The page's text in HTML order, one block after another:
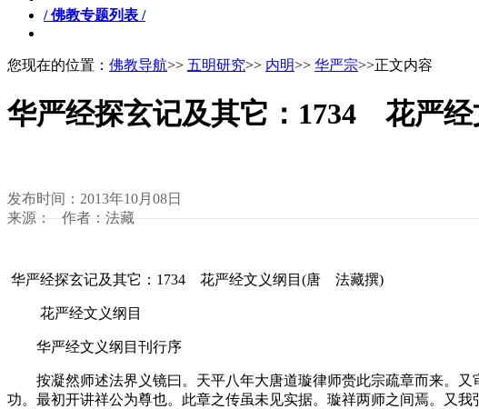
/ 佛教专题列表 /
您现在的位置： 佛教导航>> 五明研究>> 内明>> 华严宗>>正文内容
华严经探玄记及其它：1734 花严
发布时间：2013年10月08日
来源： 作者：法藏
华严经探玄记及其它：1734 花严经文义纲目(唐 法藏撰)
花严经文义纲目
华严经文义纲目刊行序
按凝然师述法界义镜曰。天平八年大唐道璇律师赍此宗疏章而来。又
功。最初开讲祥公为尊也。此章之传虽未见实据。璇祥两师之间焉。又